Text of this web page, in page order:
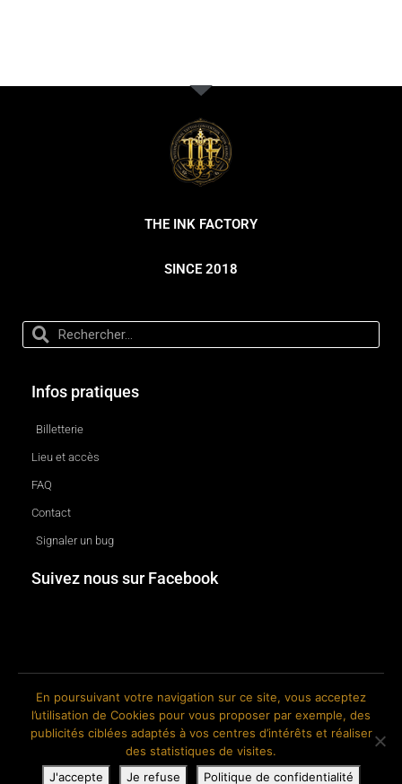
THE INK FACTORY
SINCE 2018
Infos pratiques
Billetterie
Lieu et accès
FAQ
Contact
Signaler un bug
Suivez nous sur Facebook
© 2018-2026 The Ink Factory. Site web réalisé par Roland CAUVIN.
En poursuivant votre navigation sur ce site, vous acceptez
l’utilisation de Cookies pour vous proposer par exemple, des
publicités ciblées adaptés à vos centres d’intérêts et réaliser
des statistiques de visites.
J'accepte
Je refuse Politique de confidentialité